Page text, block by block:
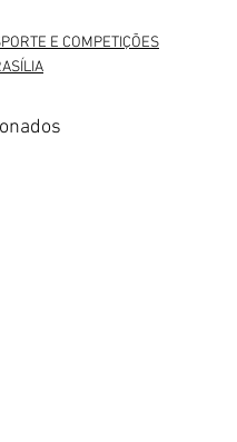
E COMPETIÇÕES